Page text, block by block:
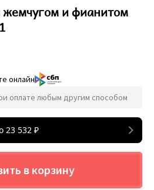
жемчугом и фианитом
онлайн
оплате любым другим способом
23 532 ₽
в корзину